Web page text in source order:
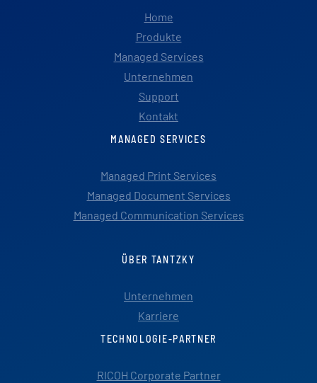
Home
Produkte
Managed Services
Unternehmen
Support
Kontakt
MANAGED SERVICES
Managed Print Services
Managed Document Services
Managed Communication Services
ÜBER TANTZKY
Unternehmen
Karriere
TECHNOLOGIE-PARTNER
RICOH Corporate Partner